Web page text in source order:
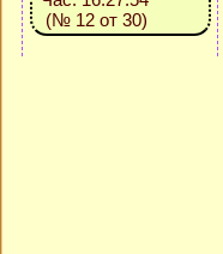
(№ 12 от 30)